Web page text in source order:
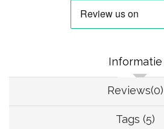
Informatie
Reviews(0)
Tags (5)